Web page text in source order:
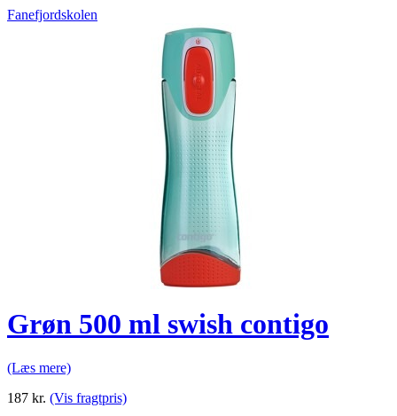
Fanefjordskolen
Grøn 500 ml swish contigo
(Læs mere)
187 kr. (Vis fragtpris)